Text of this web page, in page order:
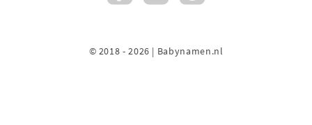
© 2018 - 2026 | Babynamen.nl